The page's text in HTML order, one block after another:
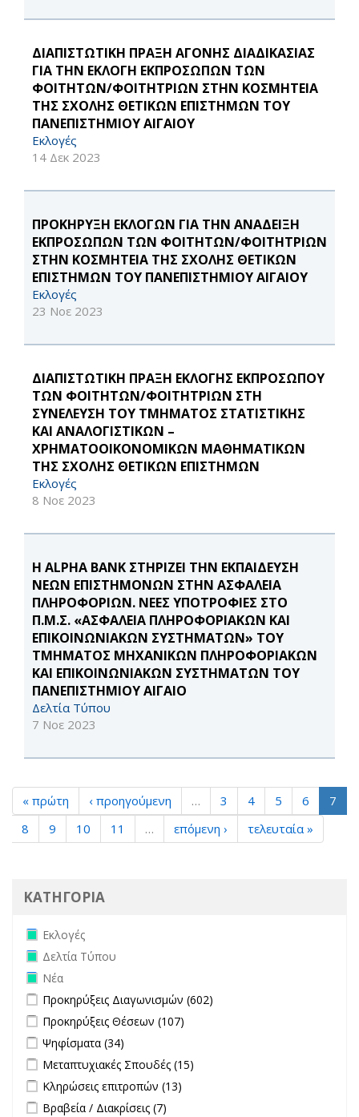
ΔΙΑΠΙΣΤΩΤΙΚΗ ΠΡΑΞΗ ΑΓΟΝΗΣ ΔΙΑΔΙΚΑΣΙΑΣ
ΓΙΑ ΤΗΝ ΕΚΛΟΓΗ ΕΚΠΡΟΣΩΠΩΝ ΤΩΝ
ΦΟΙΤΗΤΩΝ/ΦΟΙΤΗΤΡΙΩΝ ΣΤΗΝ ΚΟΣΜΗΤΕΙΑ
ΤΗΣ ΣΧΟΛΗΣ ΘΕΤΙΚΩΝ ΕΠΙΣΤΗΜΩΝ ΤΟΥ
ΠΑΝΕΠΙΣΤΗΜΙΟΥ ΑΙΓΑΙΟΥ
Εκλογές
14 Δεκ 2023
ΠΡΟΚΗΡΥΞΗ ΕΚΛΟΓΩΝ ΓΙΑ ΤΗΝ ΑΝΑΔΕΙΞΗ
ΕΚΠΡΟΣΩΠΩΝ ΤΩΝ ΦΟΙΤΗΤΩΝ/ΦΟΙΤΗΤΡΙΩΝ
ΣΤΗΝ ΚΟΣΜΗΤΕΙΑ ΤΗΣ ΣΧΟΛΗΣ ΘΕΤΙΚΩΝ
ΕΠΙΣΤΗΜΩΝ ΤΟΥ ΠΑΝΕΠΙΣΤΗΜΙΟΥ ΑΙΓΑΙΟΥ
Εκλογές
23 Νοε 2023
ΔΙΑΠΙΣΤΩΤΙΚΗ ΠΡΑΞΗ ΕΚΛΟΓΗΣ ΕΚΠΡΟΣΩΠΟΥ
ΤΩΝ ΦΟΙΤΗΤΩΝ/ΦΟΙΤΗΤΡΙΩΝ ΣΤΗ
ΣΥΝΕΛΕΥΣΗ ΤΟΥ ΤΜΗΜΑΤΟΣ ΣΤΑΤΙΣΤΙΚΗΣ
ΚΑΙ ΑΝΑΛΟΓΙΣΤΙΚΩΝ –
ΧΡΗΜΑΤΟΟΙΚΟΝΟΜΙΚΩΝ ΜΑΘΗΜΑΤΙΚΩΝ
ΤΗΣ ΣΧΟΛΗΣ ΘΕΤΙΚΩΝ ΕΠΙΣΤΗΜΩΝ
Εκλογές
8 Νοε 2023
Η ALPHA BANK ΣΤΗΡΙΖΕΙ ΤΗΝ ΕΚΠΑΙΔΕΥΣΗ
ΝΕΩΝ ΕΠΙΣΤΗΜΟΝΩΝ ΣΤΗΝ ΑΣΦΑΛΕΙΑ
ΠΛΗΡΟΦΟΡΙΩΝ. ΝΕΕΣ ΥΠΟΤΡΟΦΙΕΣ ΣΤΟ
Π.Μ.Σ. «ΑΣΦΑΛΕΙΑ ΠΛΗΡΟΦΟΡΙΑΚΩΝ ΚΑΙ
ΕΠΙΚΟΙΝΩΝΙΑΚΩΝ ΣΥΣΤΗΜΑΤΩΝ» ΤΟΥ
ΤΜΗΜΑΤΟΣ ΜΗΧΑΝΙΚΩΝ ΠΛΗΡΟΦΟΡΙΑΚΩΝ
ΚΑΙ ΕΠΙΚΟΙΝΩΝΙΑΚΩΝ ΣΥΣΤΗΜΑΤΩΝ ΤΟΥ
ΠΑΝΕΠΙΣΤΗΜΙΟΥ ΑΙΓΑΙΟ
Δελτία Τύπου
7 Νοε 2023
« πρώτη ‹ προηγούμενη … 3 4 5 6
7
8
9 10 11 … επόμενη › τελευταία »
ΚΑΤΗΓΟΡΙΑ
Remove Εκλογές filter
Εκλογές
Remove Δελτία Τύπου filter
Δελτία Τύπου
Remove Νέα filter
Νέα
Apply Προκηρύξεις Διαγωνισμών filter
Προκηρύξεις Διαγωνισμών (602)
Apply Προκηρύξεις Θέσεων filter
Προκηρύξεις Θέσεων (107)
Apply Ψηφίσματα filter
Ψηφίσματα (34)
Apply Μεταπτυχιακές Σπουδές filter
Μεταπτυχιακές Σπουδές (15)
Apply Κληρώσεις επιτροπών filter
Κληρώσεις επιτροπών (13)
Apply Βραβεία / Διακρίσεις filter
Βραβεία / Διακρίσεις (7)